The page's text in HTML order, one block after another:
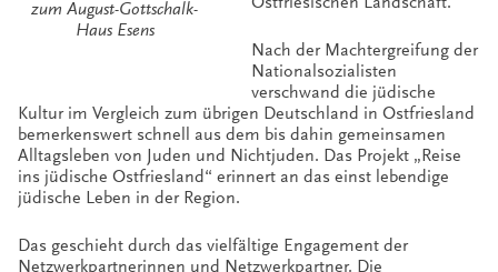
zum August-Gottschalk-
Haus Esens
Nach der Machtergreifung der
Nationalsozialisten
verschwand die jüdische
Kultur im Vergleich zum übrigen Deutschland in Ostfriesland
bemerkenswert schnell aus dem bis dahin gemeinsamen
Alltagsleben von Juden und Nichtjuden. Das Projekt „Reise
ins jüdische Ostfriesland“ erinnert an das einst lebendige
jüdische Leben in der Region.
Das geschieht durch das vielfältige Engagement der
Netzwerkpartnerinnen und Netzwerkpartner. Die